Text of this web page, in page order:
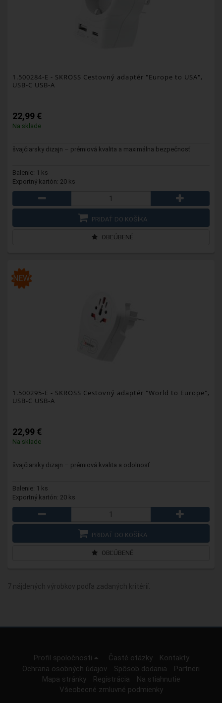
1.500284-E - SKROSS Cestovný adaptér "Europe to USA",
USB-C USB-A
22,99 €
Na sklade
švajčiarsky dizajn – prémiová kvalita a maximálna bezpečnosť
Balenie: 1 ks
Exportný kartón: 20 ks
PRIDAŤ DO KOŠÍKA
OBĽÚBENÉ
NEW
1.500295-E - SKROSS Cestovný adaptér "World to Europe",
USB-C USB-A
22,99 €
Na sklade
švajčiarsky dizajn – prémiová kvalita a odolnosť
Balenie: 1 ks
Exportný kartón: 20 ks
PRIDAŤ DO KOŠÍKA
OBĽÚBENÉ
7 nájdených výrobkov podľa zadaných kritérií.
Profil spoločnosti Časté otázky
Kontakty
Ochrana osobných údajov
Spôsob dodania
Partneri
Mapa stránky
Registrácia
Na stiahnutie
Všeobecné zmluvné podmienky